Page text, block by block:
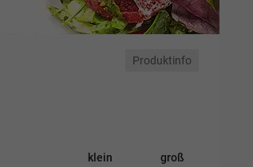
Produktinfo
klein groß